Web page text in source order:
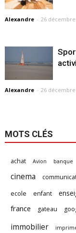
Alexandre - 26 décembre
Alexandre - 26 décembre
MOTS CLÉS
achat Avion banque
cinema
ecole enfant
france
gateau
immobilier